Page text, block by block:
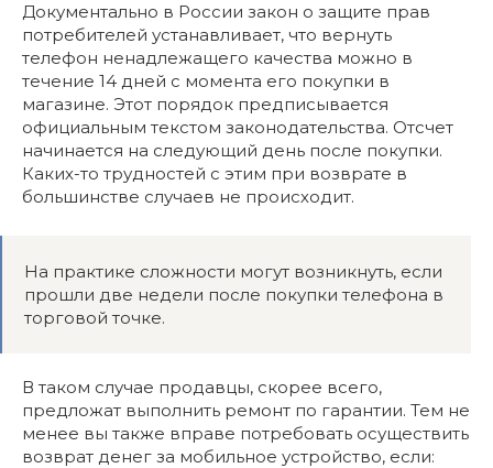
Документально в России закон о защите прав
потребителей устанавливает, что вернуть
телефон ненадлежащего качества можно в
течение 14 дней с момента его покупки в
магазине. Этот порядок предписывается
официальным текстом законодательства. Отсчет
начинается на следующий день после покупки.
Каких-то трудностей с этим при возврате в
большинстве случаев не происходит.
На практике сложности могут возникнуть, если
прошли две недели после покупки телефона в
торговой точке.
В таком случае продавцы, скорее всего,
предложат выполнить ремонт по гарантии. Тем не
менее вы также вправе потребовать осуществить
возврат денег за мобильное устройство, если: